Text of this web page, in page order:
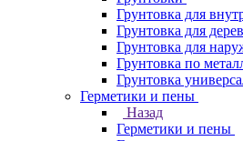
Грунтовка для
Грунтовка для
Грунтовка для
Грунтовка по
Грунтовка
Герметики и пены
Назад
Герметики и пены